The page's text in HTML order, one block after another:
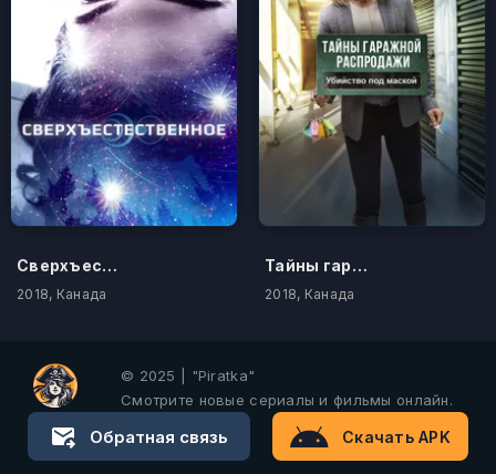
Сверхъестественное
2018, Канада
Тайны гаражной распродажи. Убийство под маской
2018, Канада
© 2025 | "Piratka"
Смотрите новые сериалы и фильмы онлайн.
Обратная связь Скачать APK